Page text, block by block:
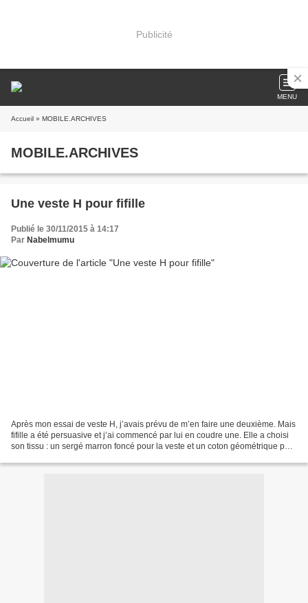
Publicité
MENU
Accueil » MOBILE.ARCHIVES
MOBILE.ARCHIVES
Une veste H pour fifille
Publié le 30/11/2015 à 14:17
Par Nabelmumu
Après mon essai de veste H, j’avais prévu de m’en faire une deuxième. Mais
fifille a été persuasive et j’ai commencé par lui en coudre une. Elle a choisi
son tissu : un sergé marron foncé pour la veste et un coton géométrique pour